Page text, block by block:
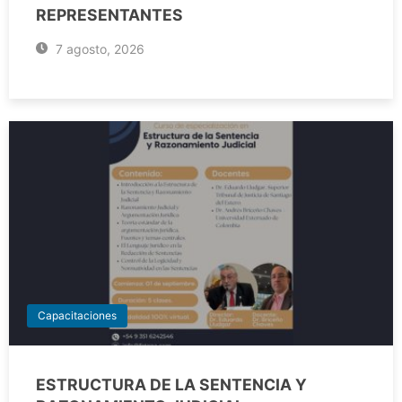
REPRESENTANTES
7 agosto, 2026
Capacitaciones
ESTRUCTURA DE LA SENTENCIA Y